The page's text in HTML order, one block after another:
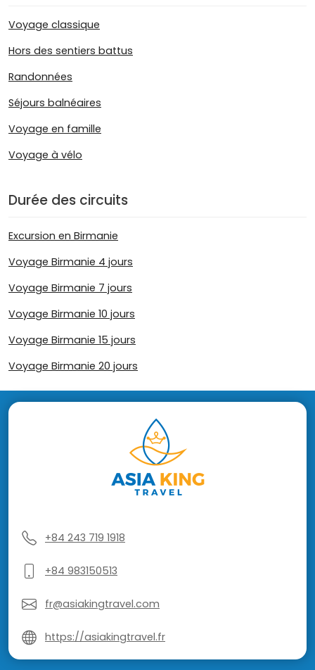
Voyage classique
Hors des sentiers battus
Randonnées
Séjours balnéaires
Voyage en famille
Voyage à vélo
Durée des circuits
Excursion en Birmanie
Voyage Birmanie 4 jours
Voyage Birmanie 7 jours
Voyage Birmanie 10 jours
Voyage Birmanie 15 jours
Voyage Birmanie 20 jours
+84 243 719 1918
+84 983150513
fr@asiakingtravel.com
https://asiakingtravel.fr